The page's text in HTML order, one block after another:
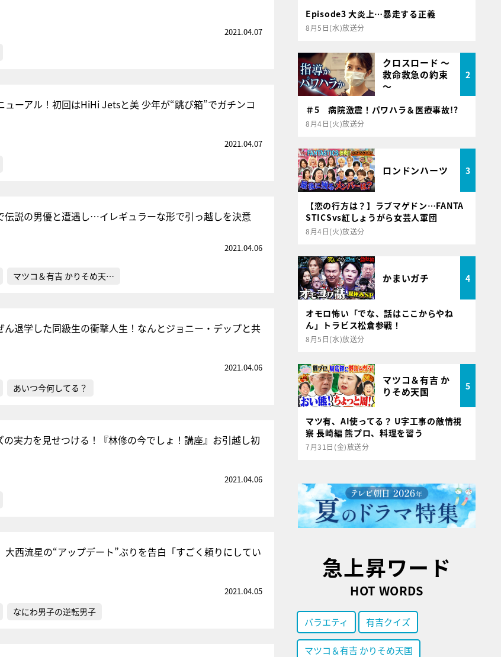
2021.04.07
ューアル！初回はHiHi Jetsと美 少年が“跳び箱”でガチンコ
2021.04.07
伝説の男優と遭遇し…イレギュラーな形で引っ越しを決意
2021.04.06
マツコ＆有吉 かりそめ天…
ん退学した同級生の衝撃人生！なんとジョニー・デップと共
2021.04.06
あいつ今何してる？
の実力を見せつける！『林修の今でしょ！講座』お引越し初
2021.04.06
大西流星の“アップデート”ぶりを告白「すごく頼りにしてい
2021.04.05
なにわ男子の逆転男子
Episode3 大炎上…暴走する正義
8月5日(水)放送分
クロスロード ～
救命救急の約束
～
2
＃5 病院激震！パワハラ＆医療事故!?
8月4日(火)放送分
ロンドンハーツ 3
【恋の行方は？】ラブマゲドン…FANTA
STICSvs紅しょうがら女芸人軍団
8月4日(火)放送分
かまいガチ 4
オモロ怖い「でな、話はここからやね
ん」トラビス松倉参戦！
8月5日(水)放送分
マツコ＆有吉 か
りそめ天国
5
マツ有、AI使ってる？ U字工事の敵情視
察 長崎編 熊プロ、料理を習う
7月31日(金)放送分
急上昇ワード
HOT WORDS
バラエティ 有吉クイズ
マツコ＆有吉 かりそめ天国